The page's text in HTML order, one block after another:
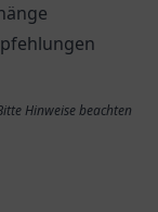
Hinweise beachten